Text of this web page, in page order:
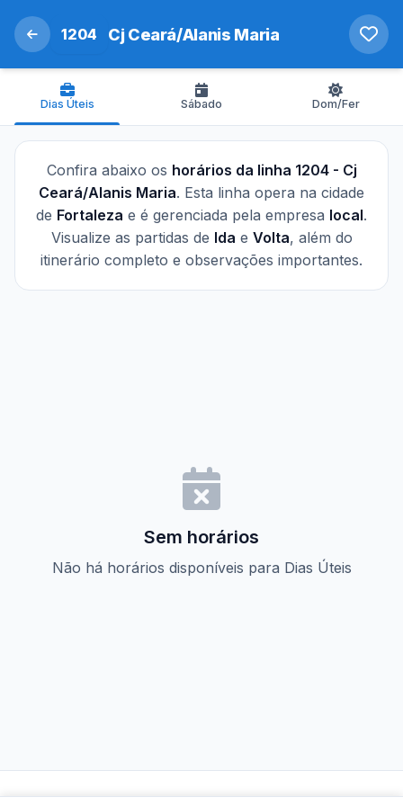
1204 Cj Ceará/Alanis Maria
Dias Úteis Sábado Dom/Fer
Confira abaixo os horários da linha 1204 - Cj
Ceará/Alanis Maria. Esta linha opera na cidade
de Fortaleza e é gerenciada pela empresa local.
Visualize as partidas de Ida e Volta, além do
itinerário completo e observações importantes.
Sem horários
Não há horários disponíveis para Dias Úteis